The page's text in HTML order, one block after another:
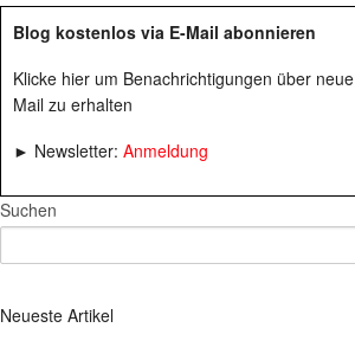
Blog kostenlos via E-Mail abonnieren
Klicke hier um Benachrichtigungen über
Mail zu erhalten
► Newsletter: Anmeldung
Suchen
Neueste Artikel